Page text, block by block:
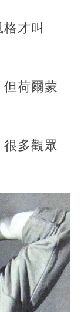
才叫
荷爾蒙
多觀眾